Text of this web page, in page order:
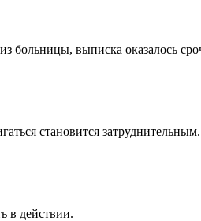
больницы, выписка оказалось
становится
в действии.